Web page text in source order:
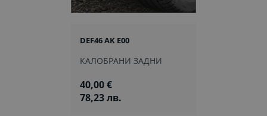
DEF46 AK E00
КАЛОБРАНИ ЗАДНИ
40,00 €
78,23 лв.